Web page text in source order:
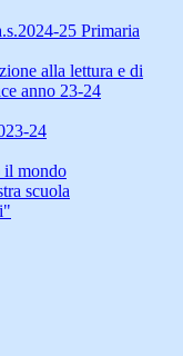
25 Primaria
alla lettura e di
anno 23-24
24
il mondo
scuola